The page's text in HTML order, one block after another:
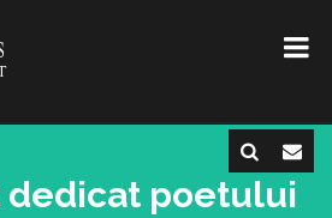
dedicat poetului